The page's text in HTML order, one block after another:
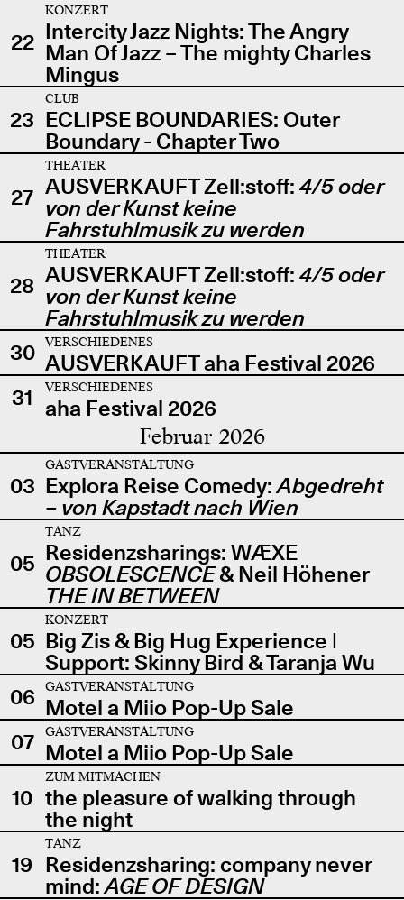
22
KONZERT
Intercity Jazz Nights: The Angry
Man Of Jazz – The mighty Charles
Mingus
23
CLUB
ECLIPSE BOUNDARIES: Outer
Boundary - Chapter Two
27
THEATER
AUSVERKAUFT Zell:stoff: 4/5 oder
von der Kunst keine
Fahrstuhlmusik zu werden
28
THEATER
AUSVERKAUFT Zell:stoff: 4/5 oder
von der Kunst keine
Fahrstuhlmusik zu werden
30
VERSCHIEDENES
AUSVERKAUFT aha Festival 2026
31
VERSCHIEDENES
aha Festival 2026
Februar 2026
03
GASTVERANSTALTUNG
Explora Reise Comedy:Abgedreht
– von Kapstadt nach Wien
05
TANZ
Residenzsharings: WÆXE
OBSOLESCENCE& Neil Höhener
THE IN BETWEEN
05
KONZERT
Big Zis & Big Hug Experience |
Support: Skinny Bird & Taranja Wu
06
GASTVERANSTALTUNG
Motel a Miio Pop-Up Sale
07
GASTVERANSTALTUNG
Motel a Miio Pop-Up Sale
10
ZUM MITMACHEN
the pleasure of walking through
the night
19
TANZ
Residenzsharing: company never
mind:AGE OF DESIGN